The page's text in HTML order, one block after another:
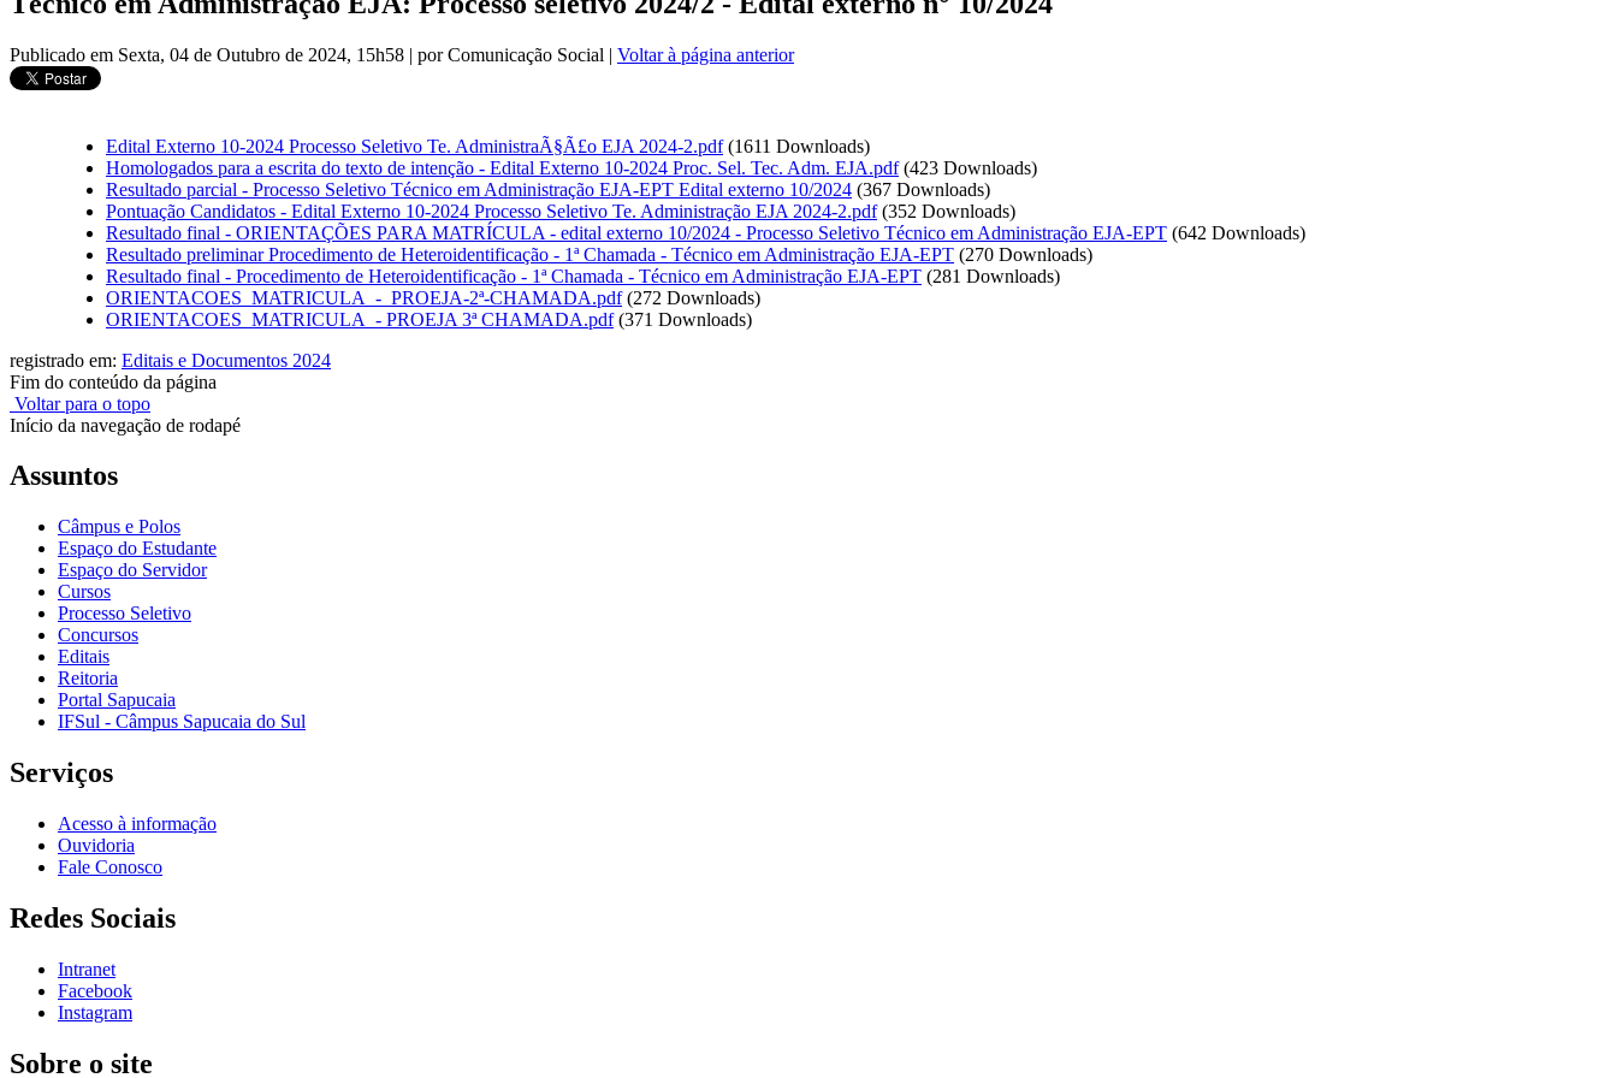
Publicado em Sexta, 04 de Outubro de 2024, 15h58 | por Comunicação Social | Voltar à página anterior
Edital Externo 10-2024 Processo Seletivo Te. AdministraÃ§Ã£o EJA 2024-2.pdf (1611 Downloads)
Homologados para a escrita do texto de intenção - Edital Externo 10-2024 Proc. Sel. Tec. Adm. EJA.pdf (423 Downloads)
Resultado parcial - Processo Seletivo Técnico em Administração EJA-EPT Edital externo 10/2024 (367 Downloads)
Pontuação Candidatos - Edital Externo 10-2024 Processo Seletivo Te. Administração EJA 2024-2.pdf (352 Downloads)
Resultado final - ORIENTAÇÕES PARA MATRÍCULA - edital externo 10/2024 - Processo Seletivo Técnico em Administração EJA-EPT (642 Downloads)
Resultado preliminar Procedimento de Heteroidentificação - 1ª Chamada - Técnico em Administração EJA-EPT (270 Downloads)
Resultado final - Procedimento de Heteroidentificação - 1ª Chamada - Técnico em Administração EJA-EPT (281 Downloads)
ORIENTACOES_MATRICULA_-_PROEJA-2ª-CHAMADA.pdf (272 Downloads)
ORIENTACOES_MATRICULA_- PROEJA 3ª CHAMADA.pdf (371 Downloads)
registrado em: Editais e Documentos 2024
Fim do conteúdo da página
Voltar para o topo
Início da navegação de rodapé
Assuntos
Câmpus e Polos
Espaço do Estudante
Espaço do Servidor
Cursos
Processo Seletivo
Concursos
Editais
Reitoria
Portal Sapucaia
IFSul - Câmpus Sapucaia do Sul
Serviços
Acesso à informação
Ouvidoria
Fale Conosco
Redes Sociais
Intranet
Facebook
Instagram
Sobre o site